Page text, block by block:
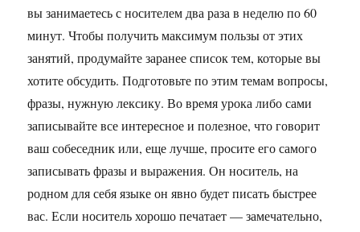
вы занимаетесь с носителем два раза в неделю по 60
минут. Чтобы получить максимум пользы от этих
занятий, продумайте заранее список тем, которые вы
хотите обсудить. Подготовьте по этим темам вопросы,
фразы, нужную лексику. Во время урока либо сами
записывайте все интересное и полезное, что говорит
ваш собеседник или, еще лучше, просите его самого
записывать фразы и выражения. Он носитель, на
родном для себя языке он явно будет писать быстрее
вас. Если носитель хорошо печатает — замечательно,